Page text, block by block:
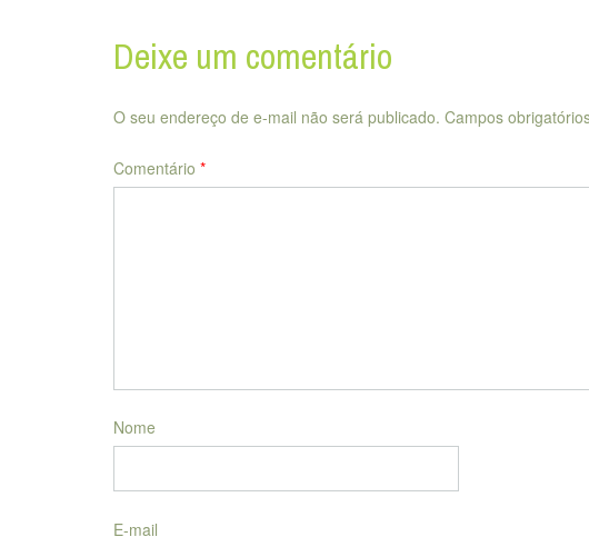
Deixe um comentário
O seu endereço de e-mail não será publicado. Campos
Comentário *
Nome
E-mail